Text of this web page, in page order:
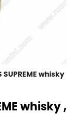
whisky
whisky ,